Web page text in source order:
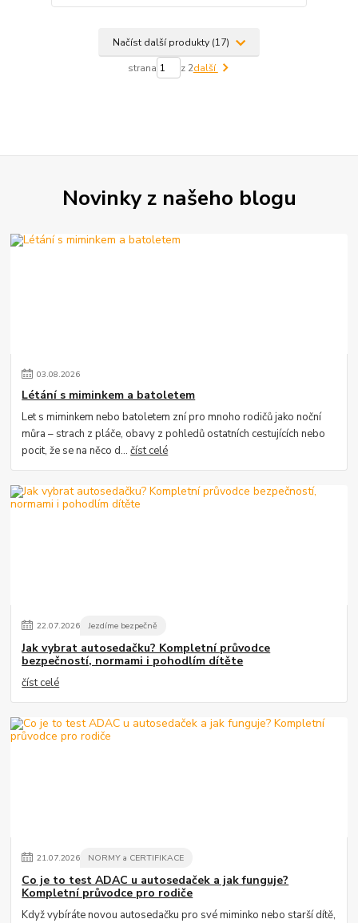
Načíst další produkty (17)
strana z 2další
Novinky z našeho blogu
03.08.2026
Létání s miminkem a batoletem
Let s miminkem nebo batoletem zní pro mnoho rodičů jako noční
můra – strach z pláče, obavy z pohledů ostatních cestujících nebo
pocit, že se na něco d...číst celé
22.07.2026 Jezdíme bezpečně
Jak vybrat autosedačku? Kompletní průvodce
bezpečností, normami i pohodlím dítěte
číst celé
21.07.2026 NORMY a CERTIFIKACE
Co je to test ADAC u autosedaček a jak funguje?
Kompletní průvodce pro rodiče
Když vybíráte novou autosedačku pro své miminko nebo starší dítě,